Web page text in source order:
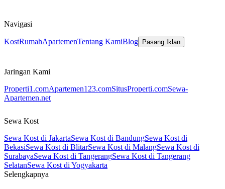
Navigasi
KostRumahApartemenTentang KamiBlog Pasang Iklan
Jaringan Kami
Properti1.comApartemen123.comSitusProperti.comSewa-
Apartemen.net
Sewa Kost
Sewa Kost di JakartaSewa Kost di BandungSewa Kost di
BekasiSewa Kost di BlitarSewa Kost di MalangSewa Kost di
SurabayaSewa Kost di TangerangSewa Kost di Tangerang
SelatanSewa Kost di Yogyakarta
Selengkapnya